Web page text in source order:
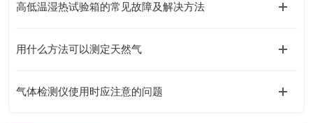
高低温湿热试验箱的常见故障及解决方法
用什么方法可以测定天然气
气体检测仪使用时应注意的问题